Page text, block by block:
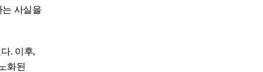
는 사실을
. 이후,
화된